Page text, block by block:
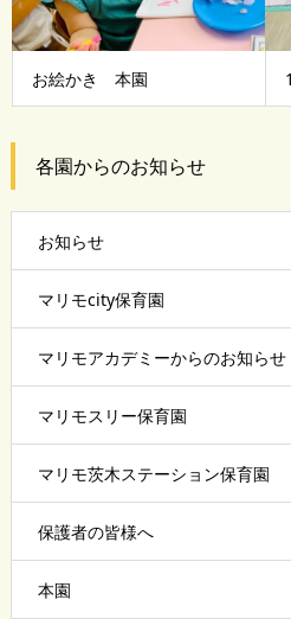
お絵かき 本園
各園からのお知らせ
お知らせ
マリモcity保育園
マリモアカデミーからのお知らせ
マリモスリー保育園
マリモ茨木ステーション保育園
保護者の皆様へ
本園